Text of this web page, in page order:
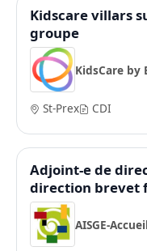
Kidscare villars
groupe
KidsCare by
St-Prex CDI
Adjoint-e de
direction brevet
AISGE-